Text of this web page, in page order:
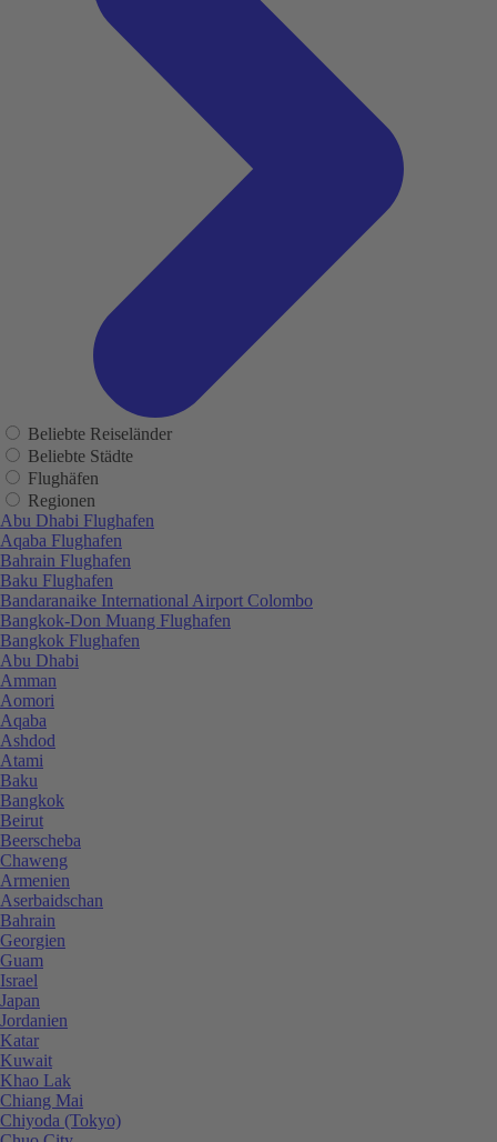
Beliebte Reiseländer
Beliebte Städte
Flughäfen
Regionen
Abu Dhabi Flughafen
Aqaba Flughafen
Bahrain Flughafen
Baku Flughafen
Bandaranaike International Airport Colombo
Bangkok-Don Muang Flughafen
Bangkok Flughafen
Abu Dhabi
Amman
Aomori
Aqaba
Ashdod
Atami
Baku
Bangkok
Beirut
Beerscheba
Chaweng
Armenien
Aserbaidschan
Bahrain
Georgien
Guam
Israel
Japan
Jordanien
Katar
Kuwait
Khao Lak
Chiang Mai
Chiyoda (Tokyo)